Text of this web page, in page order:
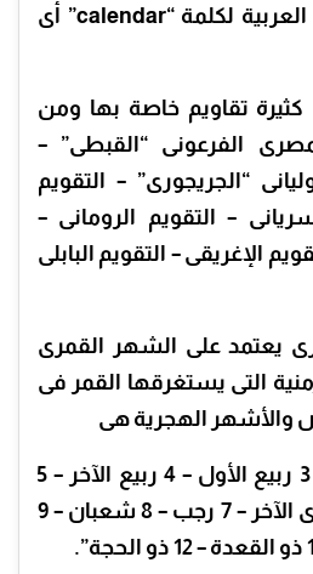
والتقويم هى الترجمة العربية لكلمة “calendar” أى
تقاويم خاصة بها ومن
الفرعونى “القبطى” –
“الجريجورى” – التقويم
– التقويم الرومانى –
الإغريقى – التقويم البابلى
يعتمد على الشهر القمرى
التى يستغرقها القمر فى
والأشهر الهجرية هى
” 1 المحرم – 2 صفر – 3 ربيع الأول – 4 ربيع الآخر – 5
جمادى الأول – 6جمادى الآخر – 7 رجب – 8 شعبان – 9